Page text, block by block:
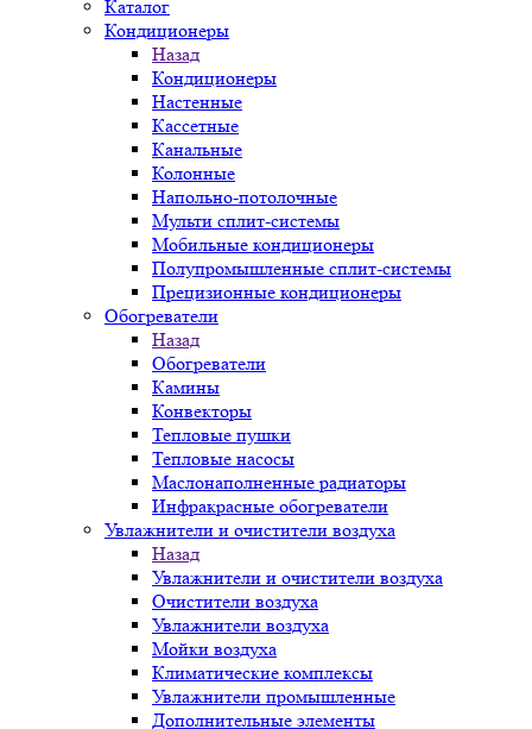
Каталог
Кондиционеры
Назад
Кондиционеры
Настенные
Кассетные
Канальные
Колонные
Напольно-потолочные
Мульти сплит-системы
Мобильные кондиционеры
Полупромышленные сплит-системы
Прецизионные кондиционеры
Обогреватели
Назад
Обогреватели
Камины
Конвекторы
Тепловые пушки
Тепловые насосы
Маслонаполненные радиаторы
Инфракрасные обогреватели
Увлажнители и очистители воздуха
Назад
Увлажнители и очистители воздуха
Очистители воздуха
Увлажнители воздуха
Мойки воздуха
Климатические комплексы
Увлажнители промышленные
Дополнительные элементы